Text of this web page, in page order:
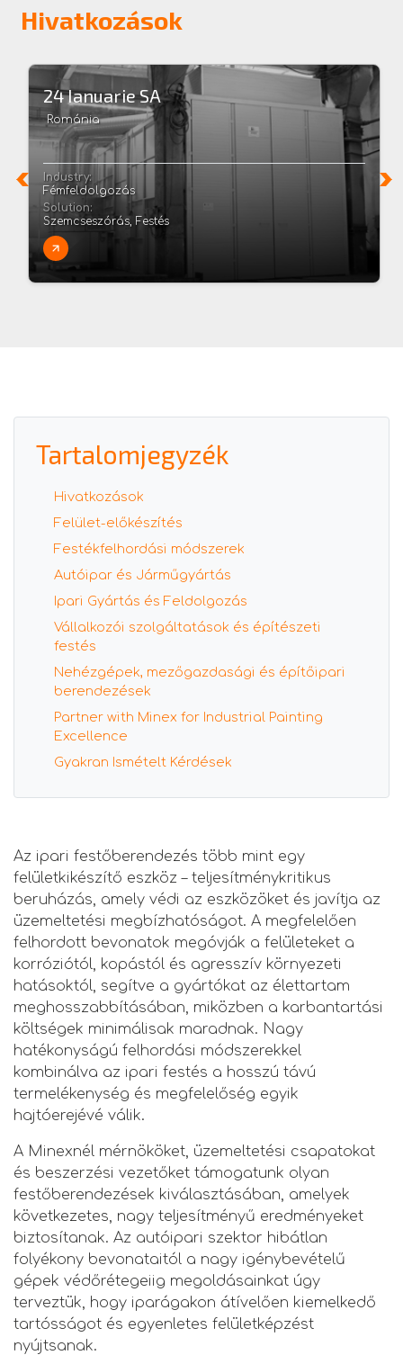
Hivatkozások
24 Ianuarie SA
Románia
Industry:
Fémfeldolgozás
Solution:
Szemcseszórás, Festés
Tartalomjegyzék
Hivatkozások
Felület-előkészítés
Festékfelhordási módszerek
Autóipar és Járműgyártás
Ipari Gyártás és Feldolgozás
Vállalkozói szolgáltatások és építészeti
festés
Nehézgépek, mezőgazdasági és építőipari
berendezések
Partner with Minex for Industrial Painting
Excellence
Gyakran Ismételt Kérdések
Az ipari festőberendezés több mint egy
felületkikészítő eszköz – teljesítménykritikus
beruházás, amely védi az eszközöket és javítja az
üzemeltetési megbízhatóságot. A megfelelően
felhordott bevonatok megóvják a felületeket a
korróziótól, kopástól és agresszív környezeti
hatásoktól, segítve a gyártókat az élettartam
meghosszabbításában, miközben a karbantartási
költségek minimálisak maradnak. Nagy
hatékonyságú felhordási módszerekkel
kombinálva az ipari festés a hosszú távú
termelékenység és megfelelőség egyik
hajtóerejévé válik.
A Minexnél mérnököket, üzemeltetési csapatokat
és beszerzési vezetőket támogatunk olyan
festőberendezések kiválasztásában, amelyek
következetes, nagy teljesítményű eredményeket
biztosítanak. Az autóipari szektor hibátlan
folyékony bevonataitól a nagy igénybevételű
gépek védőrétegeiig megoldásainkat úgy
terveztük, hogy iparágakon átívelően kiemelkedő
tartósságot és egyenletes felületképzést
nyújtsanak.